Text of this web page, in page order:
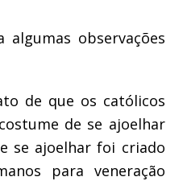
algumas observações
de que os católicos
de se ajoelhar
se ajoelhar foi criado
para veneração